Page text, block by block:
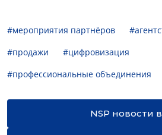
#мероприятия партнёров
#продажи
#цифровизация
#профессиональные объединения
NSP новости в